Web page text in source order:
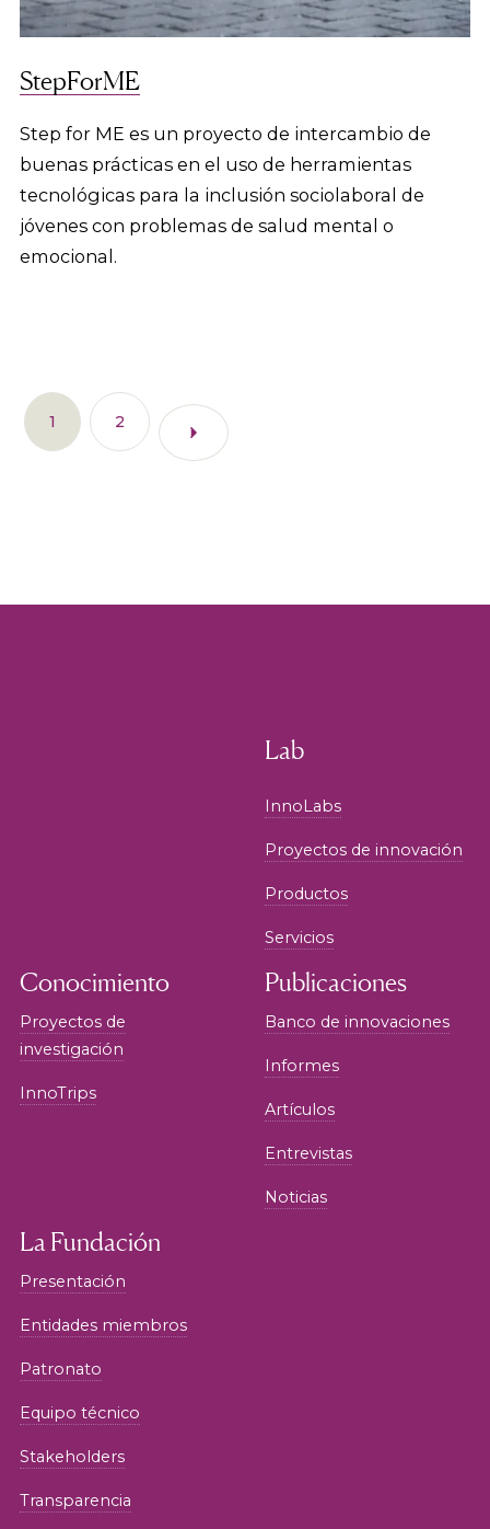
StepForME
Step for ME es un proyecto de intercambio de
buenas prácticas en el uso de herramientas
tecnológicas para la inclusión sociolaboral de
jóvenes con problemas de salud mental o
emocional.
1 2
Lab
InnoLabs
Proyectos de innovación
Productos
Servicios
Conocimiento
Proyectos de
investigación
InnoTrips
Publicaciones
Banco de innovaciones
Informes
Artículos
Entrevistas
Noticias
La Fundación
Presentación
Entidades miembros
Patronato
Equipo técnico
Stakeholders
Transparencia